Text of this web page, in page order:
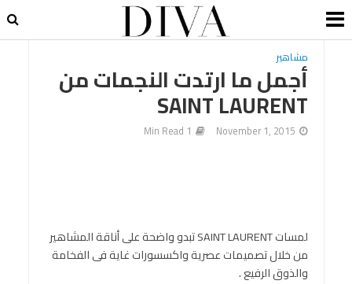
مشاهير
أجمل ما ارتدت النجمات من
SAINT LAURENT
November 1, 2015
1 Min Read
لمسات SAINT LAURENT تبدو واضحة على أناقة المشاهير
من خلال تصميمات عصرية واكسسورات غاية فى الفخامة
والذوق الرفيع .